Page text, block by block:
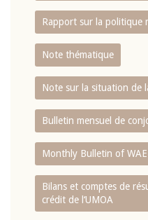
Rapport sur la politique
Note thématique
Note sur la situation de
Bulletin mensuel de
Monthly Bulletin of
Bilans et comptes de
crédit de l‘UMOA